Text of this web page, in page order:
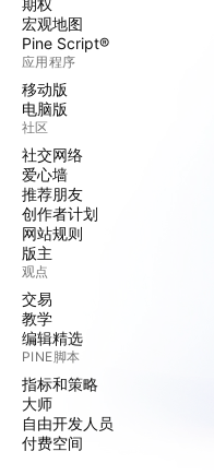
期权
宏观地图
Pine Script®
应用程序
移动版
电脑版
社区
社交网络
爱心墙
推荐朋友
创作者计划
网站规则
版主
观点
交易
教学
编辑精选
PINE脚本
指标和策略
大师
自由开发人员
付费空间